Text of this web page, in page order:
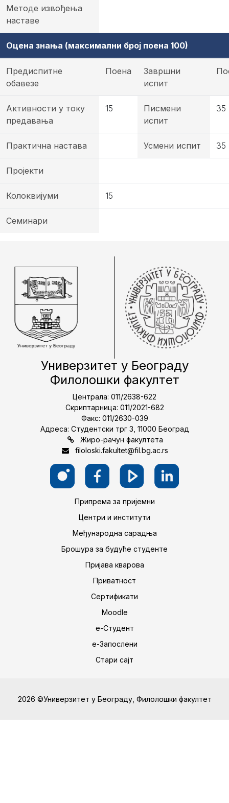
Методе извођења
наставе
Оцена знања (максимални број поена 100)
Предиспитне
обавезе
Поена
Завршни
испит
Активности у току
предавања
15
Писмени
испит
35
Практична настава Усмени испит 35
Пројекти
Колоквијуми 15
Семинари
Универзитет у Београду
Филолошки факултет
Централа: 011/2638-622
Скриптарница: 011/2021-682
Факс: 011/2630-039
Адреса: Студентски трг 3, 11000 Београд
Жиро-рачун факултета
filoloski.fakultet@fil.bg.ac.rs
Припрема за пријемни
Центри и институти
Међународна сарадња
Брошура за будуће студенте
Пријава кварова
Приватност
Сертификати
Moodle
е-Студент
е-Запослени
Стари сајт
2026 ©Универзитет у Београду, Филолошки факултет